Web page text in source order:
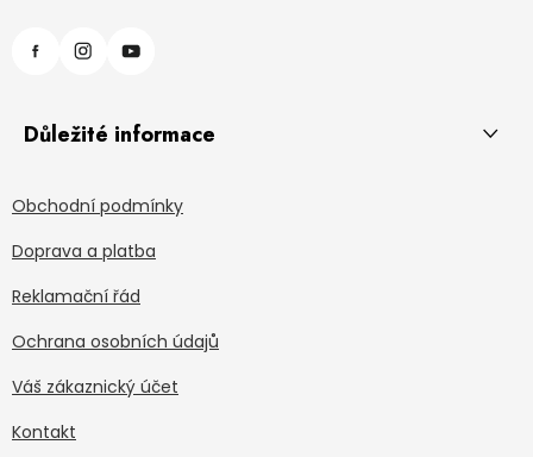
Důležité informace
Obchodní podmínky
Doprava a platba
Reklamační řád
Ochrana osobních údajů
Váš zákaznický účet
Kontakt